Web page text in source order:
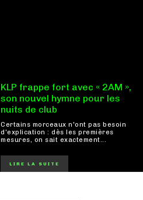
KLP frappe fort avec « 2AM »,
son nouvel hymne pour les
nuits de club
Certains morceaux n'ont pas besoin
d'explication : dès les premières
mesures, on sait exactement...
LIRE LA SUITE